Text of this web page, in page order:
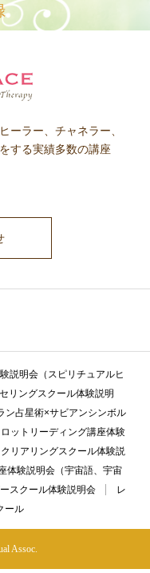
ーラー、チャネラー、
する実績多数の講座
説明会（スピリチュアルヒ
リングスクール体験説明
ン占星術×サビアンシンボル
ットリーディング講座体験
リアリングスクール体験説
体験説明会（宇宙語、宇宙
スクール体験説明会
レ
ール
Assoc.